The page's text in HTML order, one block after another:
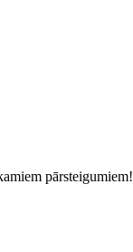
pārsteigumiem!